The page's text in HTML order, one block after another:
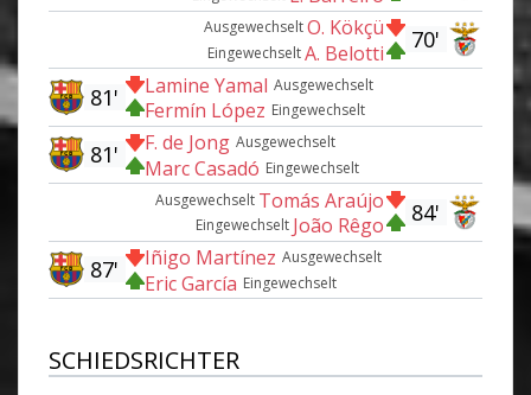
70'
AusgewechseltO. Kökçü
EingewechseltA. Belotti
Ausgewechselt
Lamine Yamal
Eingewechselt
Fermín López
81'
Ausgewechselt
F. de Jong
Eingewechselt
Marc Casadó
81'
84'
Ausgewechselt Tomás Araújo
Eingewechselt João Rêgo
Ausgewechselt
Iñigo Martínez
Eingewechselt
Eric García
87'
SCHIEDSRICHTER